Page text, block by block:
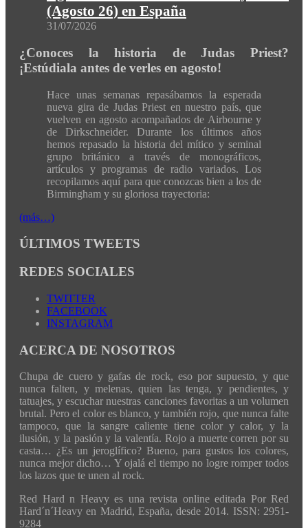
(Agosto 26) en España
31/07/2026
¿Conoces la historia de Judas Priest?
¡Estúdiala antes de verles en agosto!
Hace unas semanas repasábamos la esperada
nueva gira de Judas Priest en nuestro país, que
vuelven en agosto acompañados de Airbourne y
de Dirkschneider. Durante los últimos años
hemos repasado la historia del mítico y seminal
grupo británico a través de monográficos,
artículos y programas de radio variados. Los
recopilamos aquí para que conozcas bien a los de
Birmingham y su gloriosa trayectoria:
(más…)
ÚLTIMOS TWEETS
REDES SOCIALES
TWITTER
FACEBOOK
INSTAGRAM
ACERCA DE NOSOTROS
Chupa de cuero y gafas de rock, eso por supuesto, y que
nunca falten, y melenas, quien las tenga, y pendientes, y
tatuajes, y escuchar nuestras canciones favoritas a un volumen
brutal. Pero el color es blanco, y también rojo, que nunca falte
tampoco, que la sangre caliente tiene color y calor, y la
ilusión, y la pasión y la valentía. Rojo a muerte corren por su
casta… ¿Es un jeroglífico? Bueno, para gustos los colores,
nunca mejor dicho… Y ojalá el tiempo no logre romper todos
los lazos que te unen al rock.
Red Hard n Heavy es una revista online editada Por Red
Hard´n´Heavy en Madrid, España, desde 2014. ISSN: 2951-
9284